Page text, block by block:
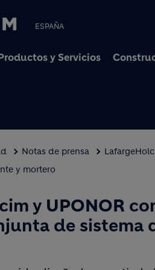
ESPAÑA
y Servicios
Notas de prensa
y mortero
y UPONOR
de sistema